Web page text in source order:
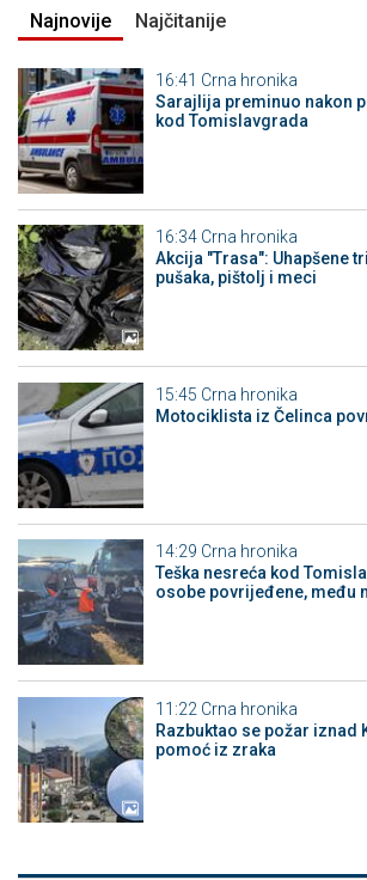
Najnovije Najčitanije
16:41 Crna hronika
Sarajlija preminuo nakon
kod Tomislavgrada
16:34 Crna hronika
Akcija "Trasa": Uhapšene
pušaka, pištolj i meci
15:45 Crna hronika
Motociklista iz Čelinca
14:29 Crna hronika
Teška nesreća kod
osobe povrijeđene, među
11:22 Crna hronika
Razbuktao se požar iznad
pomoć iz zraka